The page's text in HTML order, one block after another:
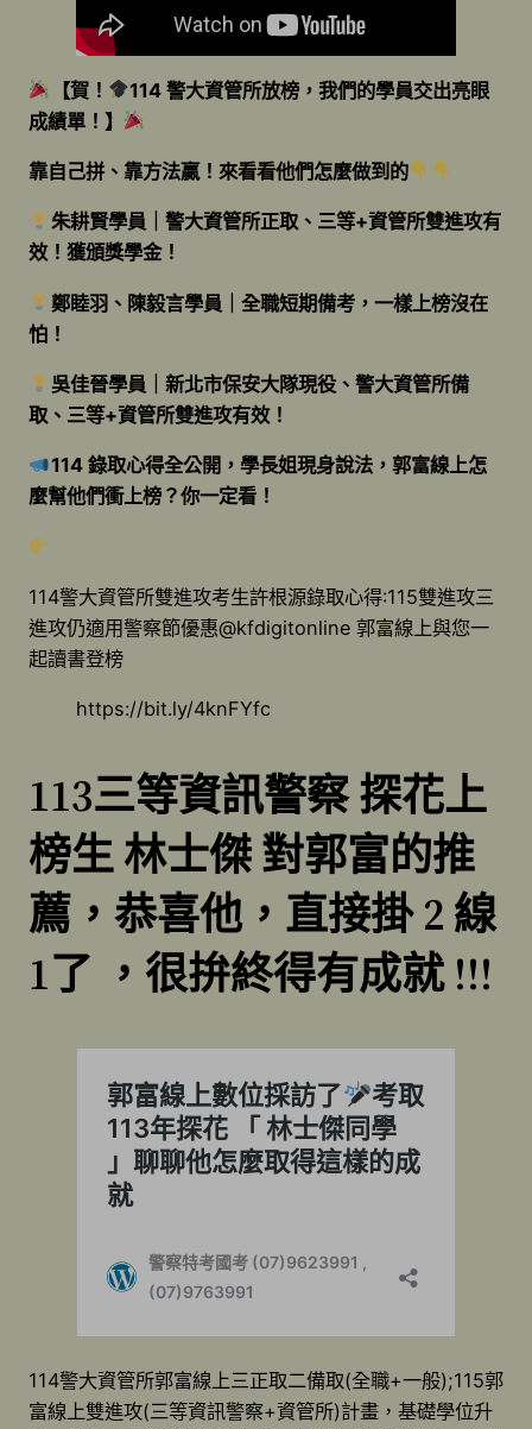
【賀！
114 警大資管所放榜，我們的學員交出亮眼
成績單！】
靠自己拼、靠方法贏！來看看他們怎麼做到的
朱耕賢學員｜警大資管所正取、三等+資管所雙進攻有
效！獲頒獎學金！
鄭睦羽、陳毅言學員｜全職短期備考，一樣上榜沒在
怕！
吳佳晉學員｜新北市保安大隊現役、警大資管所備
取、三等+資管所雙進攻有效！
114 錄取心得全公開，學長姐現身說法，郭富線上怎
麼幫他們衝上榜？你一定看！
114警大資管所雙進攻考生許根源錄取心得:115雙進攻三
進攻仍適用警察節優惠@kfdigitonline 郭富線上與您一
起讀書登榜
https://bit.ly/4knFYfc
113三等資訊警察 探花上
榜生 林士傑 對郭富的推
薦，恭喜他，直接掛 2 線
1了 ，很拚終得有成就 !!!
114警大資管所郭富線上三正取二備取(全職+一般);115郭
富線上雙進攻(三等資訊警察+資管所)計畫，基礎學位升